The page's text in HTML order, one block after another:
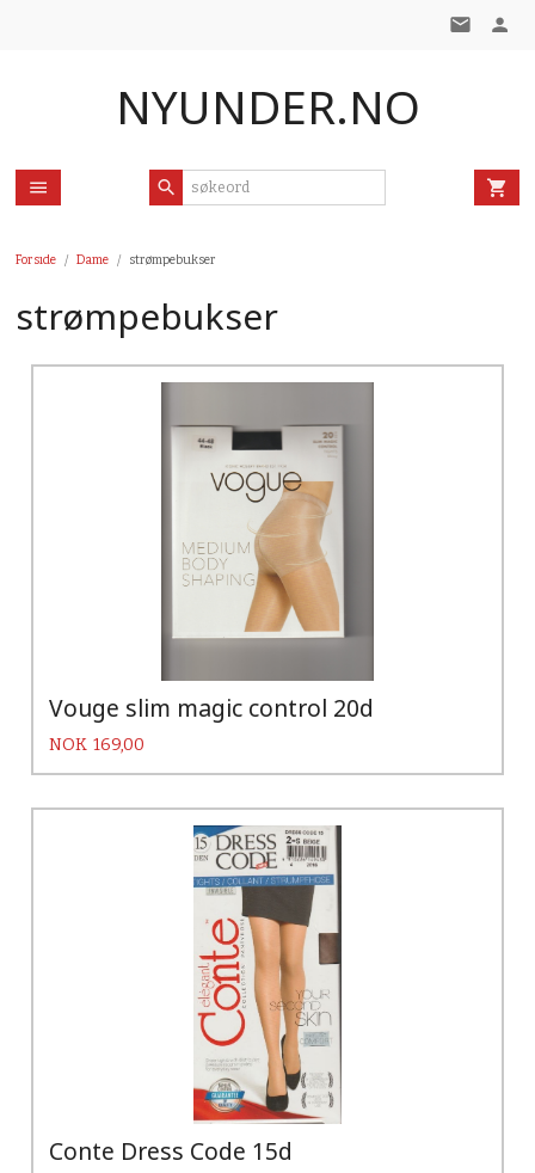
NYUNDER.NO
Forside Dame strømpebukser
strømpebukser
Vouge slim magic control 20d
Pris
NOK 169,00
Conte Dress Code 15d